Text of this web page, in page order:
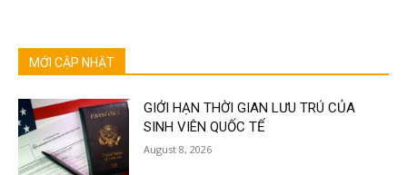
MỚI CẬP NHẬT
GIỚI HẠN THỜI GIAN LƯU TRÚ CỦA
SINH VIÊN QUỐC TẾ
August 8, 2026